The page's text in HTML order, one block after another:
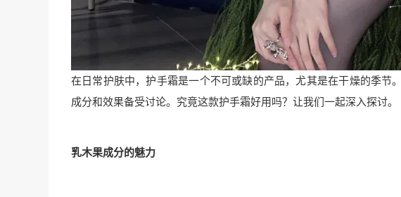
在日常护肤中，护手霜是一个不可或缺的产品，尤其是在干燥的季节
成分和效果备受讨论。究竟这款护手霜好用吗？让我们一起深入探讨。
乳木果成分的魅力